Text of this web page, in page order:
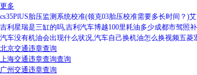
更多
cs35PlUS胎压监测系统校准(领克03胎压校准需要多长时间？)
吉利星瑞是三缸的吗,吉利汽车博越100里耗油多少成都市驾照
汽车没有机油会出现什么状况,汽车自己换机油怎么换视频五菱
北京交通违章查询
上海交通违章查询查询
广州交通违章查询